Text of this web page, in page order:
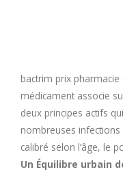
bactrim prix pharmacie
médicament associe
deux principes actifs
nombreuses
calibré selon l’âge, le
Un Équilibre urbain